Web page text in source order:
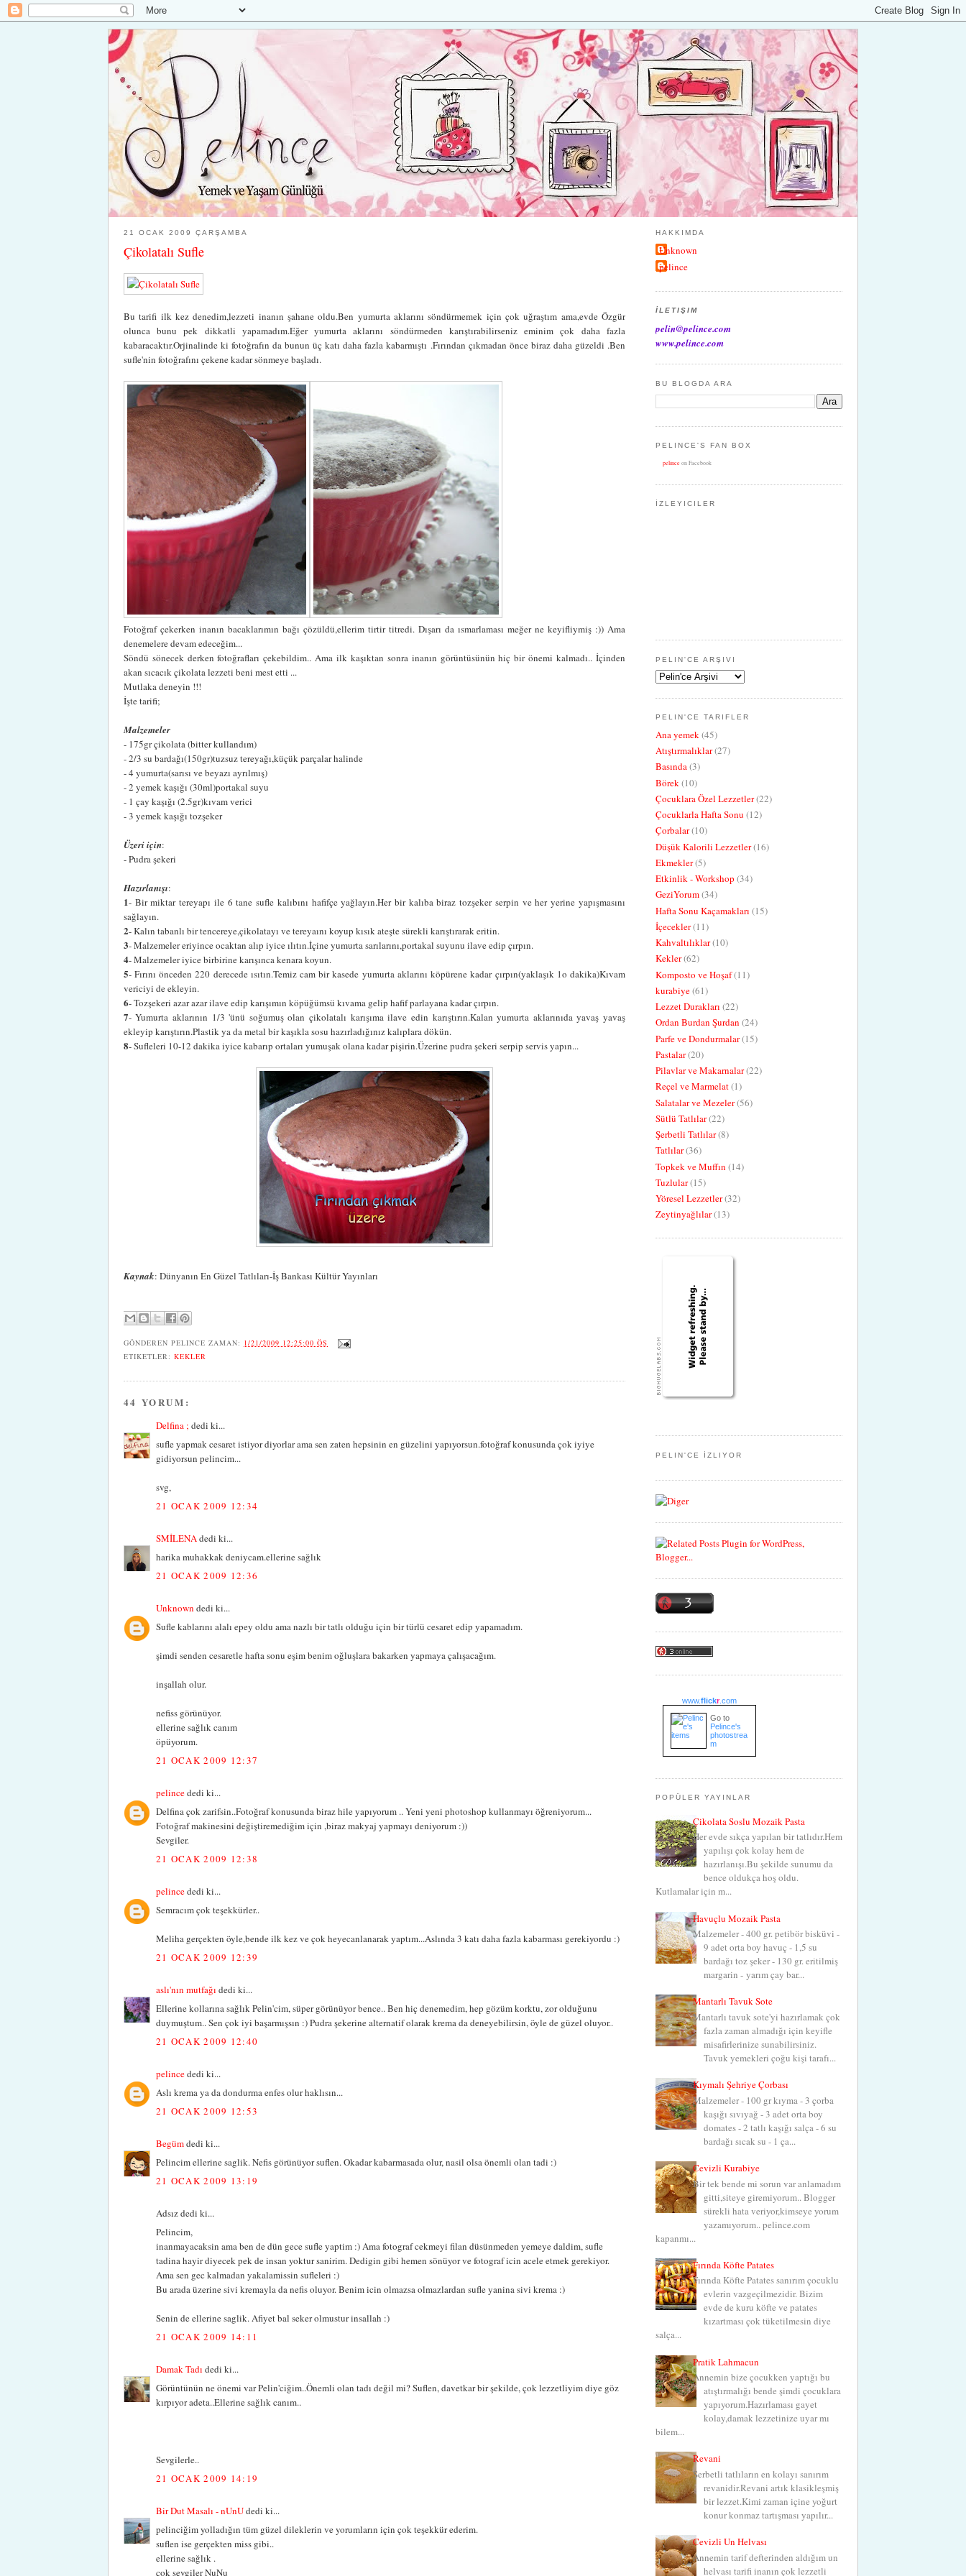
21 OCAK 2009 ÇARŞAMBA
Çikolatalı Sufle
Bu tarifi ilk kez denedim,lezzeti inanın şahane oldu.Ben yumurta aklarını söndürmemek için çok uğraştım ama,evde Özgür
olunca bunu pek dikkatli yapamadım.Eğer yumurta aklarını söndürmeden karıştırabilirseniz eminim çok daha fazla
kabaracaktır.Orjinalinde ki fotoğrafın da bunun üç katı daha fazla kabarmıştı .Fırından çıkmadan önce biraz daha güzeldi .Ben
sufle'nin fotoğrafını çekene kadar sönmeye başladı.
Fotoğraf çekerken inanın bacaklarımın bağı çözüldü,ellerim tirtir titredi. Dışarı da ısmarlaması meğer ne keyifliymiş :)) Ama
denemelere devam edeceğim...
Söndü sönecek derken fotoğrafları çekebildim.. Ama ilk kaşıktan sonra inanın görüntüsünün hiç bir önemi kalmadı.. İçinden
akan sıcacık çikolata lezzeti beni mest etti ...
Mutlaka deneyin !!!
İşte tarifi;
Malzemeler
- 175gr çikolata (bitter kullandım)
- 2/3 su bardağı(150gr)tuzsuz tereyağı,küçük parçalar halinde
- 4 yumurta(sarısı ve beyazı ayrılmış)
- 2 yemek kaşığı (30ml)portakal suyu
- 1 çay kaşığı (2.5gr)kıvam verici
- 3 yemek kaşığı tozşeker
Üzeri için:
- Pudra şekeri
Hazırlanışı:
1- Bir miktar tereyapı ile 6 tane sufle kalıbını hafifçe yağlayın.Her bir kalıba biraz tozşeker serpin ve her yerine yapışmasını
sağlayın.
2- Kalın tabanlı bir tencereye,çikolatayı ve tereyaını koyup kısık ateşte sürekli karıştırarak eritin.
3- Malzemeler eriyince ocaktan alıp iyice ılıtın.İçine yumurta sarılarını,portakal suyunu ilave edip çırpın.
4- Malzemeler iyice birbirine karışınca kenara koyun.
5- Fırını önceden 220 derecede ısıtın.Temiz cam bir kasede yumurta aklarını köpürene kadar çırpın(yaklaşık 1o dakika)Kıvam
vericiyi de ekleyin.
6- Tozşekeri azar azar ilave edip karışımın köpüğümsü kıvama gelip hafif parlayana kadar çırpın.
7- Yumurta aklarının 1/3 'ünü soğumuş olan çikolatalı karışıma ilave edin karıştırın.Kalan yumurta aklarınıda yavaş yavaş
ekleyip karıştırın.Plastik ya da metal bir kaşıkla sosu hazırladığınız kalıplara dökün.
8- Sufleleri 10-12 dakika iyice kabarıp ortaları yumuşak olana kadar pişirin.Üzerine pudra şekeri serpip servis yapın...
Kaynak: Dünyanın En Güzel Tatlıları-İş Bankası Kültür Yayınları
GÖNDEREN PELINCE ZAMAN: 1/21/2009 12:25:00 ÖS
ETIKETLER: KEKLER
44 YORUM:
Delfina ; dedi ki...
sufle yapmak cesaret istiyor diyorlar ama sen zaten hepsinin en güzelini yapıyorsun.fotoğraf konusunda çok iyiye
gidiyorsun pelincim...
svg,
21 OCAK 2009 12:34
SMİLENA dedi ki...
harika muhakkak deniycam.ellerine sağlık
21 OCAK 2009 12:36
Unknown dedi ki...
Sufle kablarını alalı epey oldu ama nazlı bir tatlı olduğu için bir türlü cesaret edip yapamadım.
şimdi senden cesaretle hafta sonu eşim benim oğluşlara bakarken yapmaya çalışacağım.
inşallah olur.
nefiss görünüyor.
ellerine sağlık canım
öpüyorum.
21 OCAK 2009 12:37
pelincededi ki...
Delfina çok zarifsin..Fotoğraf konusunda biraz hile yapıyorum .. Yeni yeni photoshop kullanmayı öğreniyorum...
Fotoğraf makinesini değiştiremediğim için ,biraz makyaj yapmayı deniyorum :))
Sevgiler.
21 OCAK 2009 12:38
pelincededi ki...
Semracım çok teşekkürler..
Meliha gerçekten öyle,bende ilk kez ve çok heyecanlanarak yaptım...Aslında 3 katı daha fazla kabarması gerekiyordu :)
21 OCAK 2009 12:39
aslı'nın mutfağı dedi ki...
Ellerine kollarına sağlık Pelin'cim, süper görünüyor bence.. Ben hiç denemedim, hep gözüm korktu, zor olduğunu
duymuştum.. Sen çok iyi başarmışsın :) Pudra şekerine alternatif olarak krema da deneyebilirsin, öyle de güzel oluyor..
21 OCAK 2009 12:40
pelincededi ki...
Aslı krema ya da dondurma enfes olur haklısın...
21 OCAK 2009 12:53
Begümdedi ki...
Pelincim ellerine saglik. Nefis görünüyor suflen. Okadar kabarmasada olur, nasil olsa önemli olan tadi :)
21 OCAK 2009 13:19
Adsız dedi ki...
Pelincim,
inanmayacaksin ama ben de dün gece sufle yaptim :) Ama fotograf cekmeyi filan düsünmeden yemeye daldim, sufle
tadina hayir diyecek pek de insan yoktur sanirim. Dedigin gibi hemen sönüyor ve fotograf icin acele etmek gerekiyor.
Ama sen gec kalmadan yakalamissin sufleleri :)
Bu arada üzerine sivi kremayla da nefis oluyor. Benim icin olmazsa olmazlardan sufle yanina sivi krema :)
Senin de ellerine saglik. Afiyet bal seker olmustur insallah :)
21 OCAK 2009 14:11
Damak Tadı dedi ki...
Görüntünün ne önemi var Pelin'ciğim..Önemli olan tadı değil mi? Suflen, davetkar bir şekilde, çok lezzetliyim diye göz
kırpıyor adeta..Ellerine sağlık canım..
Sevgilerle..
21 OCAK 2009 14:19
Bir Dut Masalı - nUnUdedi ki...
pelinciğim yolladığın tüm güzel dileklerin ve yorumların için çok teşekkür ederim.
suflen ise gerçekten miss gibi..
ellerine sağlık .
çok sevgiler NuNu
HAKKIMDA
Unknown
pelince
İLETIŞIM
pelin@pelince.com
www.pelince.com
BU BLOGDA ARA
PELINCE'S FAN BOX
pelince on Facebook
İZLEYICILER
PELIN'CE ARŞIVI
PELIN'CE TARIFLER
Ana yemek(45)
Atıştırmalıklar(27)
Basında(3)
Börek(10)
Çocuklara Özel Lezzetler(22)
Çocuklarla Hafta Sonu (12)
Çorbalar(10)
Düşük Kalorili Lezzetler(16)
Ekmekler(5)
Etkinlik - Workshop (34)
GeziYorum(34)
Hafta Sonu Kaçamakları (15)
İçecekler(11)
Kahvaltılıklar(10)
Kekler(62)
Komposto ve Hoşaf(11)
kurabiye(61)
Lezzet Durakları (22)
Ordan Burdan Şurdan (24)
Parfe ve Dondurmalar(15)
Pastalar(20)
Pilavlar ve Makarnalar(22)
Reçel ve Marmelat(1)
Salatalar ve Mezeler(56)
Sütlü Tatlılar(22)
Şerbetli Tatlılar(8)
Tatlılar(36)
Topkek ve Muffın (14)
Tuzlular(15)
Yöresel Lezzetler(32)
Zeytinyağlılar(13)
PELIN'CE İZLIYOR
www.flickr.com
Go to
Pelince's
photostrea
m
POPÜLER YAYINLAR
Çikolata Soslu Mozaik Pasta
Her evde sıkça yapılan bir tatlıdır.Hem
yapılışı çok kolay hem de
hazırlanışı.Bu şekilde sunumu da
bence oldukça hoş oldu.
Kutlamalar için m...
Havuçlu Mozaik Pasta
Malzemeler - 400 gr. petibör bisküvi -
9 adet orta boy havuç - 1,5 su
bardağı toz şeker - 130 gr. eritilmiş
margarin - yarım çay bar...
Mantarlı Tavuk Sote
Mantarlı tavuk sote'yi hazırlamak çok
fazla zaman almadığı için keyifle
misafirlerinize sunabilirsiniz.
Tavuk yemekleri çoğu kişi tarafı...
Kıymalı Şehriye Çorbası
Malzemeler - 100 gr kıyma - 3 çorba
kaşığı sıvıyağ - 3 adet orta boy
domates - 2 tatlı kaşığı salça - 6 su
bardağı sıcak su - 1 ça...
Cevizli Kurabiye
Bir tek bende mi sorun var anlamadım
gitti,siteye giremiyorum.. Blogger
sürekli hata veriyor,kimseye yorum
yazamıyorum.. pelince.com
kapanmı...
Fırında Köfte Patates
Fırında Köfte Patates sanırım çocuklu
evlerin vazgeçilmezidir. Bizim
evde de kuru köfte ve patates
kızartması çok tüketilmesin diye
salça...
Pratik Lahmacun
Annemin bize çocukken yaptığı bu
atıştırmalığı bende şimdi çocuklara
yapıyorum.Hazırlaması gayet
kolay,damak lezzetinize uyar mı
bilem...
Revani
Şerbetli tatlıların en kolayı sanırım
revanidir.Revani artık klasikleşmiş
bir lezzet.Kimi zaman içine yoğurt
konur konmaz tartışması yapılır...
Cevizli Un Helvası
Annemin tarif defterinden aldığım un
helvası tarifi inanın çok lezzetli